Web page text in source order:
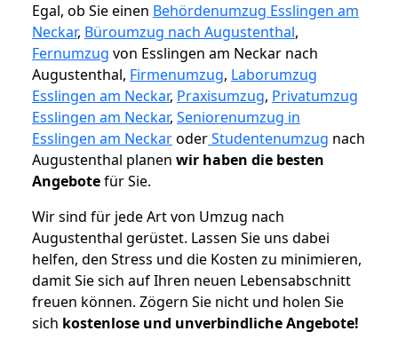
Egal, ob Sie einen Behördenumzug Esslingen am
Neckar, Büroumzug nach Augustenthal,
Fernumzug von Esslingen am Neckar nach
Augustenthal, Firmenumzug, Laborumzug
Esslingen am Neckar, Praxisumzug, Privatumzug
Esslingen am Neckar, Seniorenumzug in
Esslingen am NeckaroderStudentenumzug nach
Augustenthal planen wir haben die besten
Angebotefür Sie.
Wir sind für jede Art von Umzug nach
Augustenthal gerüstet. Lassen Sie uns dabei
helfen, den Stress und die Kosten zu minimieren,
damit Sie sich auf Ihren neuen Lebensabschnitt
freuen können. Zögern Sie nicht und holen Sie
sich kostenlose und unverbindliche Angebote!